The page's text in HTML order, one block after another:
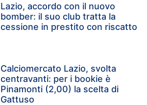
Lazio, accordo con il nuovo
bomber: il suo club tratta la
cessione in prestito con riscatto
Calciomercato Lazio, svolta
centravanti: per i bookie è
Pinamonti (2,00) la scelta di
Gattuso